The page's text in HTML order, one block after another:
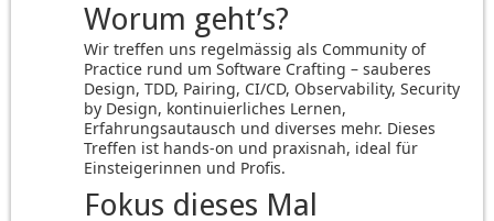
Worum geht’s?
Wir treffen uns regelmässig als Community of
Practice rund um Software Crafting – sauberes
Design, TDD, Pairing, CI/CD, Observability, Security
by Design, kontinuierliches Lernen,
Erfahrungsautausch und diverses mehr. Dieses
Treffen ist hands-on und praxisnah, ideal für
Einsteigerinnen und Profis.
Fokus dieses Mal